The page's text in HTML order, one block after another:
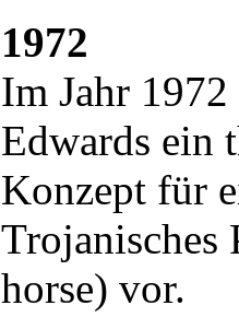
1972
Im Jahr
Edwards ein
Konzept für
Trojanisches
horse) vor.